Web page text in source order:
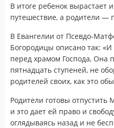
В итоге ребенок вырастает
путешествие, а родители —
В Евангелии от Псевдо-
Богородицы описано так:
перед храмом Господа, Она
пятнадцать ступеней, не
родителей своих, как это
Родители готовы
и это дает ей право и
оглядываясь назад и не